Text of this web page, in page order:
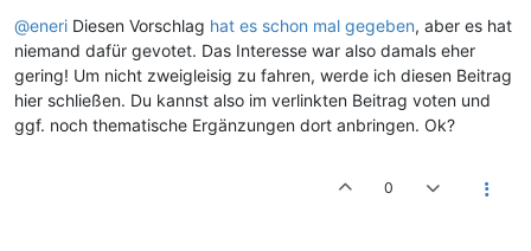
@eneri Diesen Vorschlag hat es schon mal gegeben, aber es hat
niemand dafür gevotet. Das Interesse war also damals eher
gering! Um nicht zweigleisig zu fahren, werde ich diesen Beitrag
hier schließen. Du kannst also im verlinkten Beitrag voten und
ggf. noch thematische Ergänzungen dort anbringen. Ok?
0